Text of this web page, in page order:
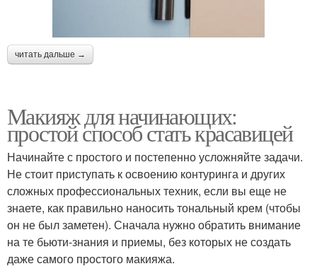
читать дальше →
Макияж для начинающих:
простой способ стать красавицей
Начинайте с простого и постепенно усложняйте задачи.
Не стоит приступать к освоению контуринга и других
сложных профессиональных техник, если вы еще не
знаете, как правильно наносить тональный крем (чтобы
он не был заметен). Сначала нужно обратить внимание
на те бьюти-знания и приемы, без которых не создать
даже самого простого макияжа.